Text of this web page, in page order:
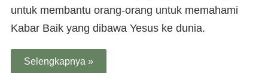
untuk membantu orang-orang untuk memahami
Kabar Baik yang dibawa Yesus ke dunia.
Selengkapnya »